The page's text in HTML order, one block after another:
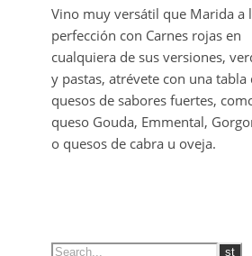
Vino muy versátil que Marida a
perfección con Carnes rojas en
cualquiera de sus versiones,
y pastas, atrévete con una tabla
quesos de sabores fuertes,
queso Gouda, Emmental,
o quesos de cabra u oveja.